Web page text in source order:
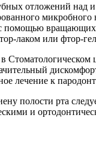
отложений над
помощью
лаком или фтор-
лечение к
полости рта
и